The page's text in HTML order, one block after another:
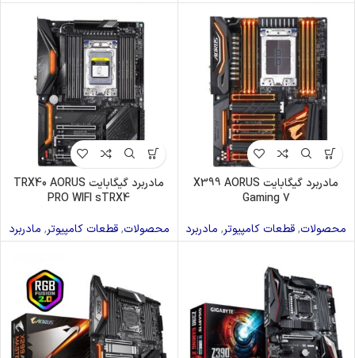
مادربرد گیگابایت X399 AORUS
Gaming 7
محصولات,قطعات کامپیوتر, مادربرد
مادربرد گیگابایت TRX40 AORUS
PRO WIFI sTRX4
محصولات,قطعات کامپیوتر, مادربرد